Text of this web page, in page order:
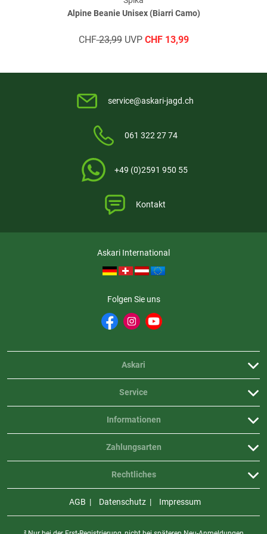
Alpine Beanie Unisex (Biarri Camo)
CHF23,99UVP CHF13,99
service@askari-jagd.ch
061 322 27 74
+49 (0)2591 950 55
Kontakt
Askari International
Folgen Sie uns
Askari
Service
Informationen
Rechtliches
Zahlungsarten
AGB Datenschutz Impressum